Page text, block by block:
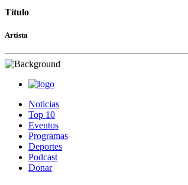
Título
Artista
Noticias
Top 10
Eventos
Programas
Deportes
Podcast
Donar